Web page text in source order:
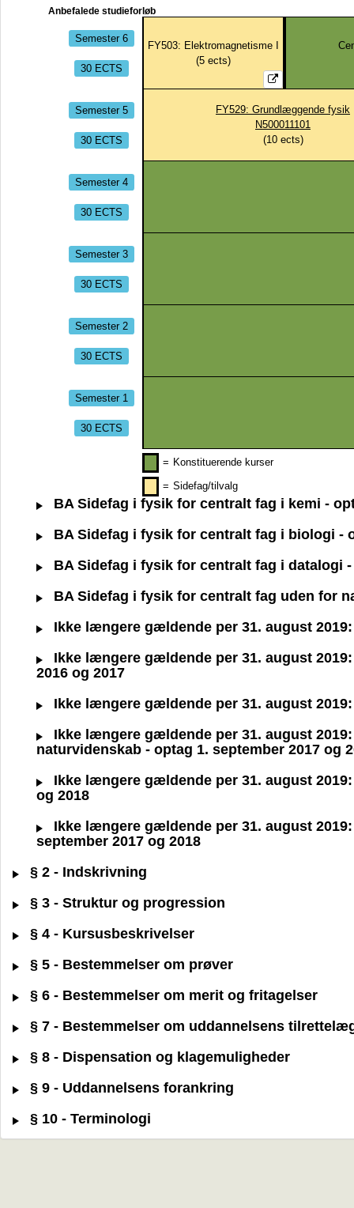
Anbefalede studieforløb
Semester 6
30 ECTS
FY503: Elektromagnetisme I
(5 ects)
Semester 5
30 ECTS
FY529: Grundlæggende fysik
N500011101
(10ects)
Semester 4
30 ECTS
Semester 3
30 ECTS
Semester 2
30 ECTS
Semester 1
30 ECTS
= Konstituerende kurser
= Sidefag/tilvalg
BA Sidefag i fysik for centralt fag i kemi -
BA Sidefag i fysik for centralt fag i biologi -
BA Sidefag i fysik for centralt fag i datalogi
BA Sidefag i fysik for centralt fag uden for
Ikke længere gældende per 31. august
Ikke længere gældende per 31. august
2016 og 2017
Ikke længere gældende per 31. august
Ikke længere gældende per 31. august
naturvidenskab - optag 1. september 2017 og
Ikke længere gældende per 31. august
og 2018
Ikke længere gældende per 31. august
september 2017 og 2018
§ 2 - Indskrivning
§ 3 - Struktur og progression
§ 4 - Kursusbeskrivelser
§ 5 - Bestemmelser om prøver
§ 6 - Bestemmelser om merit og fritagelser
§ 7 - Bestemmelser om uddannelsens
§ 8 - Dispensation og klagemuligheder
§ 9 - Uddannelsens forankring
§ 10 - Terminologi